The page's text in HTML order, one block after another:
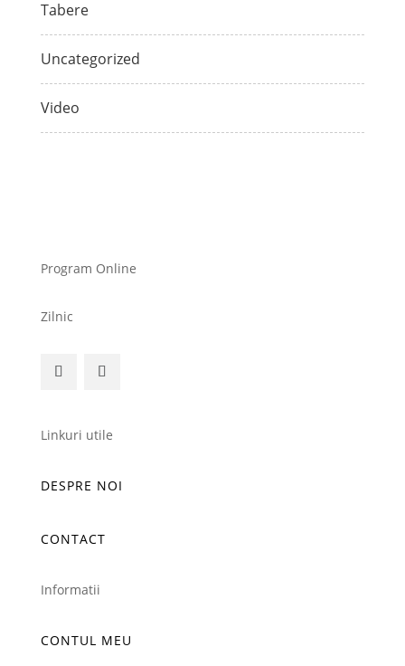
Tabere
Uncategorized
Video
Program Online
Zilnic
Linkuri utile
DESPRE NOI
CONTACT
Informatii
CONTUL MEU